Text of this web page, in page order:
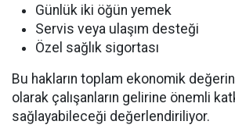
Günlük iki öğün yemek
Servis veya ulaşım desteği
Özel sağlık sigortası
Bu hakların toplam ekonomik
olarak çalışanların gelirine önemli
sağlayabileceği değerlendiriliyor.